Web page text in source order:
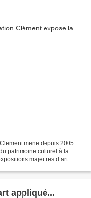
mène depuis 2005
patrimoine culturel à la
majeures d’art
appliqué...